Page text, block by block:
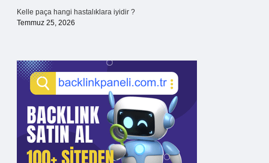
Kelle paça hangi hastalıklara iyidir ?
Temmuz 25, 2026